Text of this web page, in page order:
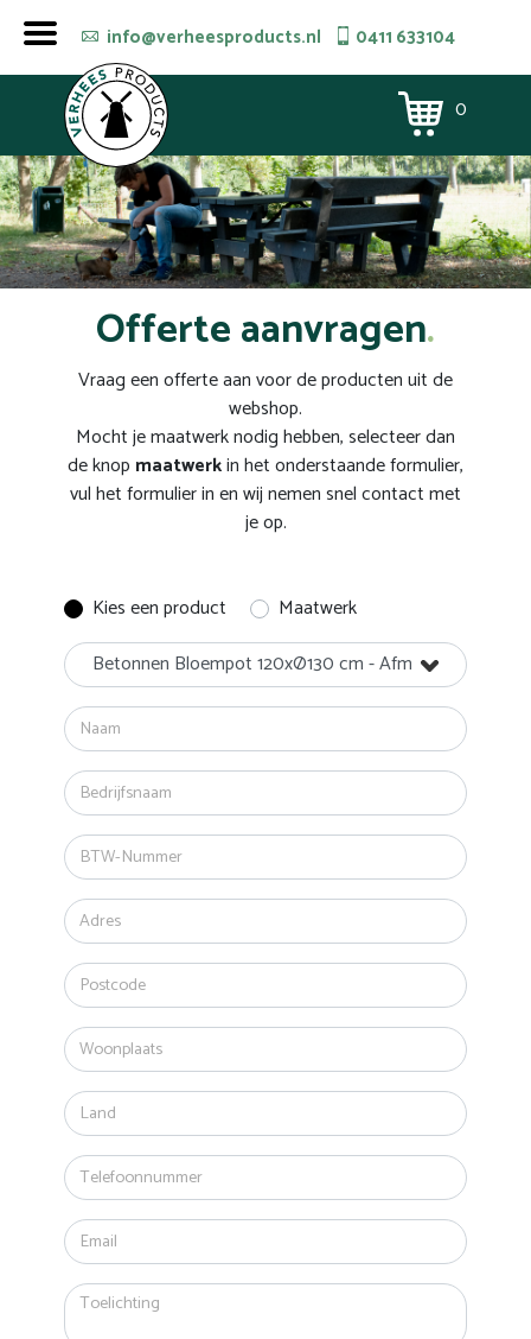
info@verheesproducts.nl 0411 633104
0
Offerte aanvragen
Vraag een offerte aan voor de producten uit de
webshop.
Mocht je maatwerk nodig hebben, selecteer dan
de knop maatwerkin het onderstaande formulier,
vul het formulier in en wij nemen snel contact met
je op.
Kies een product
Maatwerk
Betonnen Bloempot 120xØ130 cm - Afmeting: